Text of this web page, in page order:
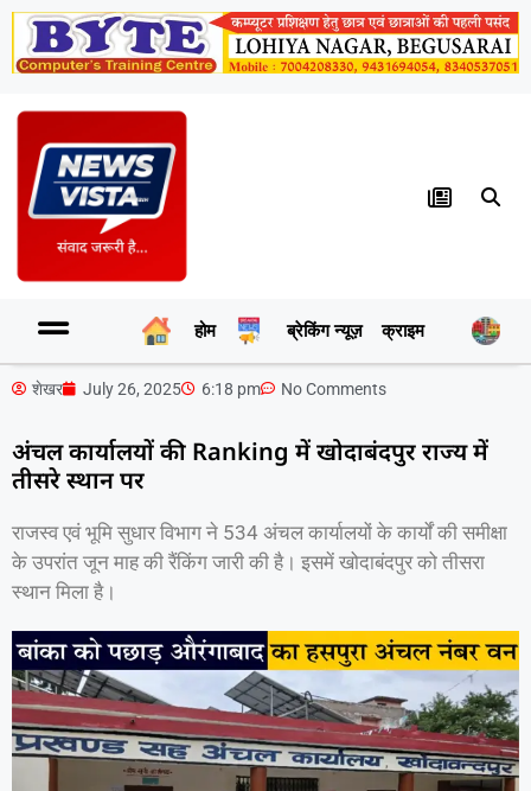
होम ब्रेकिंग न्यूज़ क्राइम
शेखर July 26, 2025 6:18 pm No Comments
अंचल कार्यालयों की Ranking में खोदाबंदपुर राज्य में
तीसरे स्थान पर
राजस्व एवं भूमि सुधार विभाग ने 534 अंचल कार्यालयों के कार्यों की समीक्षा
के उपरांत जून माह की रैंकिंग जारी की है। इसमें खोदाबंदपुर को तीसरा
स्थान मिला है।